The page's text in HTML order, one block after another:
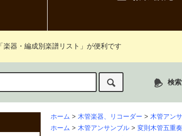
「楽器・編成別楽譜リスト」が便利です
検
ホーム > 木管楽器、リコーダー > 木管アン
ホーム > 木管アンサンブル > 変則木管五重